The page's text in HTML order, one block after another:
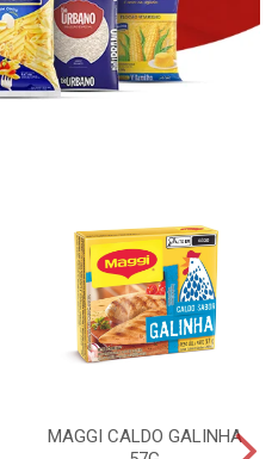
MAGGI CALDO GALINHA